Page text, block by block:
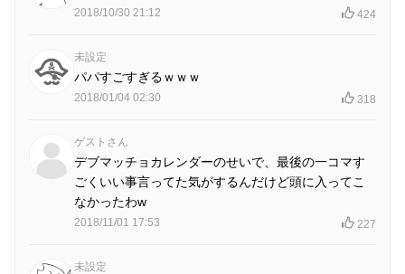
2018/10/30 21:12 424
未設定
パパすごすぎるｗｗｗ
2018/01/04 02:30 318
ゲストさん
デブマッチョカレンダーのせいで、最後の一コマす
ごくいい事言ってた気がするんだけど頭に入ってこ
なかったわw
2018/11/01 17:53 227
未設定